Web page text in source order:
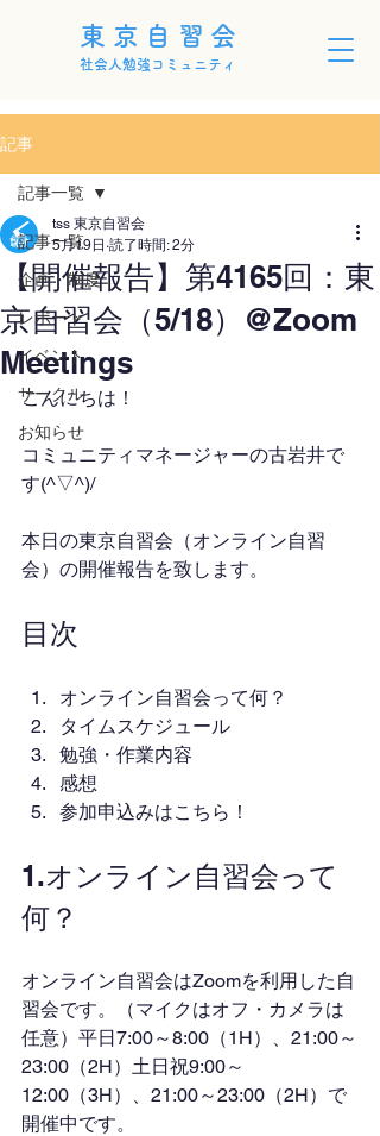
東京自習会
社会人勉強コミュニティ
記事
記事一覧
企画・制度
レポート
イベント
サークル
お知らせ
記事一覧
【開催報告】第4165回：東
京自習会（5/18）@Zoom
Meetings
tss 東京自習会
5月19日 読了時間: 2分
こんにちは！
コミュニティマネージャーの古岩井で
す(^▽^)/
本日の東京自習会（オンライン自習
会）の開催報告を致します。
目次
オンライン自習会って何？
タイムスケジュール
勉強・作業内容
感想
参加申込みはこちら！
1.オンライン自習会って
何？
オンライン自習会はZoomを利用した自
習会です。（マイクはオフ・カメラは
任意）平日7:00～8:00（1H）、21:00～
23:00（2H）土日祝9:00～
12:00（3H）、21:00～23:00（2H）で
開催中です。